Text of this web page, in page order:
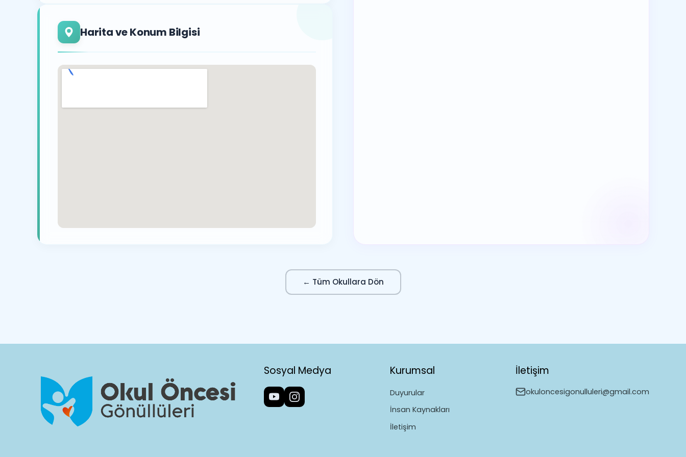
Harita ve Konum Bilgisi
← Tüm Okullara Dön
Sosyal Medya Kurumsal
Duyurular
İnsan Kaynakları
İletişim
İletişim
okuloncesigonulluleri@gmail.com